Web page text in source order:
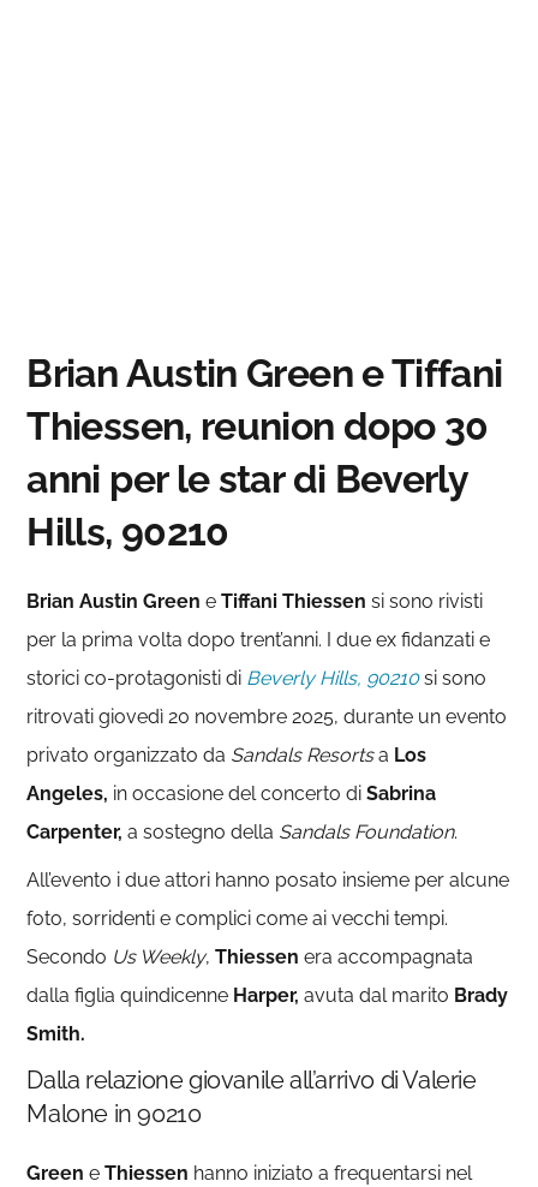
Brian Austin Green e Tiffani
Thiessen, reunion dopo 30
anni per le star di Beverly
Hills, 90210
Brian Austin Green eTiffani Thiessen si sono rivisti
per la prima volta dopo trent’anni. I due ex fidanzati e
storici co-protagonisti di Beverly Hills, 90210 si sono
ritrovati giovedì 20 novembre 2025, durante un evento
privato organizzato da Sandals Resortsa Los
Angeles, in occasione del concerto diSabrina
Carpenter, a sostegno della Sandals Foundation.
All’evento i due attori hanno posato insieme per alcune
foto, sorridenti e complici come ai vecchi tempi.
Secondo Us Weekly,Thiessen era accompagnata
dalla figlia quindicenne Harper, avuta dal marito Brady
Smith.
Dalla relazione giovanile all’arrivo di Valerie
Malone in 90210
Green eThiessen hanno iniziato a frequentarsi nel